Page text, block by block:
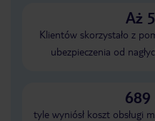
Aż
Klientów skorzystało z
ubezpieczenia od
689
tyle wyniósł koszt obsługi